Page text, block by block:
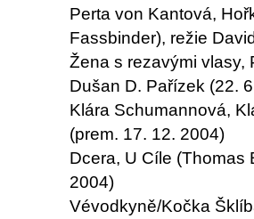
Perta von Kantová,
Fassbinder), režie
Žena s rezavými vlasy,
Dušan D. Pařízek (22.
Klára Schumannová,
(prem. 17. 12. 2004)
Dcera, U Cíle (Thomas
2004)
Vévodkyně/Kočka